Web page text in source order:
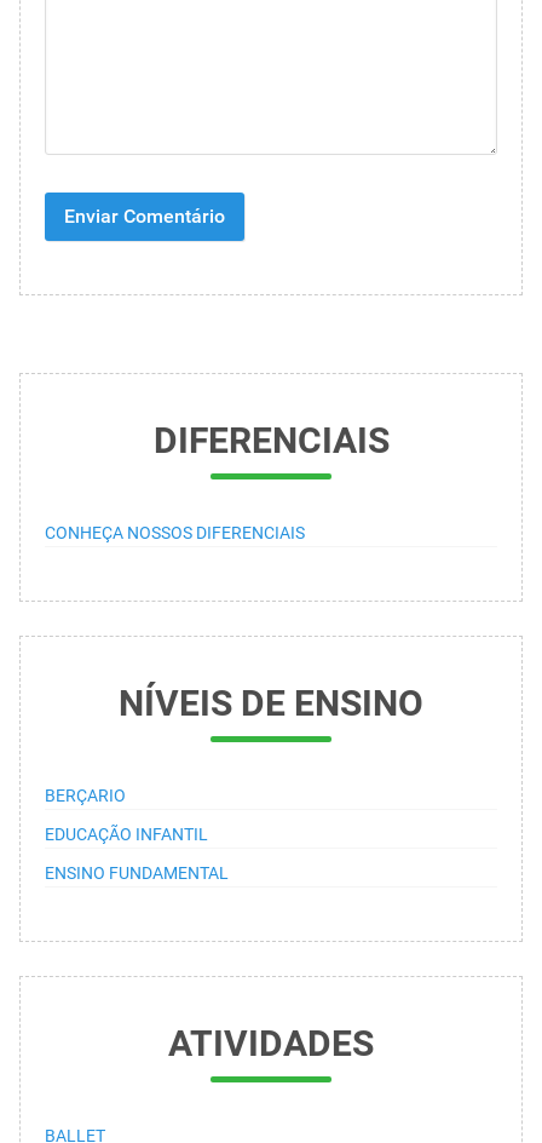
DIFERENCIAIS
CONHEÇA NOSSOS DIFERENCIAIS
NÍVEIS DE ENSINO
BERÇARIO
EDUCAÇÃO INFANTIL
ENSINO FUNDAMENTAL
ATIVIDADES
BALLET